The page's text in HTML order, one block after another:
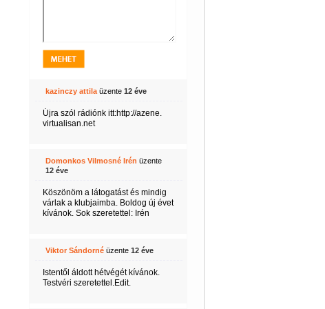
kazinczy attilaüzente 12 éve
Újra szól rádiónk itt:http://azene.
virtualisan.net
Domonkos Vilmosné Irén üzente
12 éve
Köszönöm a látogatást és mindig
várlak a klubjaimba. Boldog új évet
kívánok. Sok szeretettel: Irén
Viktor Sándornéüzente 12 éve
Istentől áldott hétvégét kívánok.
Testvéri szeretettel.Edit.